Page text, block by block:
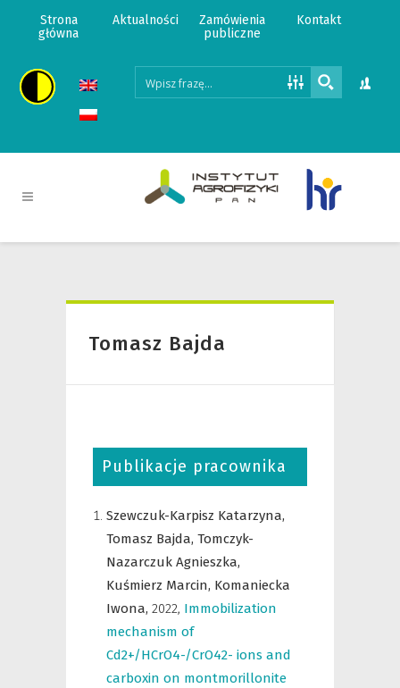
Strona
główna
Aktualności
Zamówienia
publiczne
Kontakt
Tomasz Bajda
Publikacje pracownika
Szewczuk-Karpisz Katarzyna,
Tomasz Bajda, Tomczyk-
Nazarczuk Agnieszka,
Kuśmierz Marcin, Komaniecka
Iwona, 2022, Immobilization
mechanism of
Cd2+/HCrO4-/CrO42- ions and
carboxin on montmorillonite